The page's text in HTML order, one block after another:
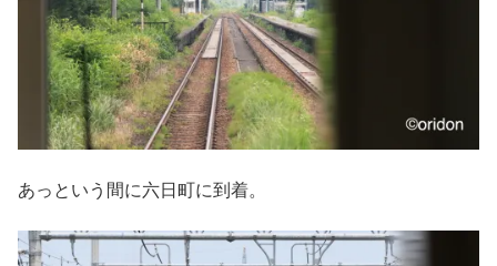
あっという間に六日町に到着。